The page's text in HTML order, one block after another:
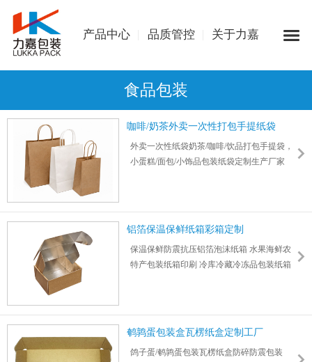
产品中心 品质管控 关于力嘉
食品包装
咖啡/奶茶外卖一次性打包手提纸袋
外卖一次性纸袋奶茶/咖啡/饮品打包手提袋，
小蛋糕/面包/小饰品包装纸袋定制生产厂家
铝箔保温保鲜纸箱彩箱定制
保温保鲜防震抗压铝箔泡沫纸箱 水果海鲜农
特产包装纸箱印刷 冷库冷藏冷冻品包装纸箱
鹌鹑蛋包装盒瓦楞纸盒定制工厂
鸽子蛋/鹌鹑蛋包装瓦楞纸盒防碎防震包装